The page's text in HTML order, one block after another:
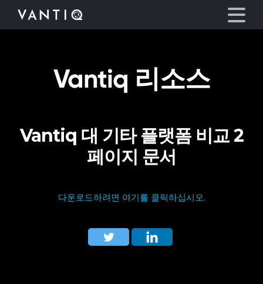
플랫폼
파트너
Vantiq 리소스
Vantiq 대 기타 플랫폼 비교 2
페이지 문서
다운로드하려면 여기를 클릭하십시오.